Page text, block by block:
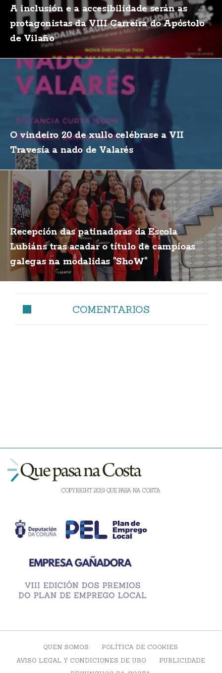
A inclusión e a accesibilidade serán as
protagonistas da VIII Carreira do Apóstolo
de Vilaño
O vindeiro 20 de xullo celébrase a VII
Travesía a nado de Valarés
Recepción das patinadoras da Escola
Lubiáns tras acadar o título de campioas
galegas na modalidas "ShoW"
COMENTARIOS
COPYRIGHT 2019 QUE PASA NA COSTA
QUEN SOMOS
POLÍTICA DE COOKIES
AVISO LEGAL Y CONDICIONES DE USO
PUBLICIDADE